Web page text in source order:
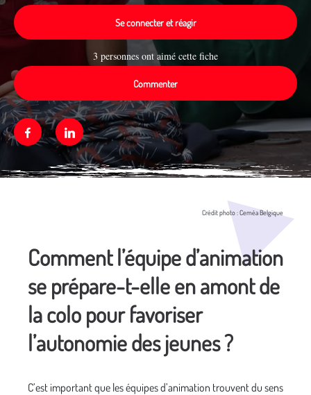
Se connecter et réagir
3 personnes ont aimé cette fiche
Commenter
FacebookLinkedin
Crédit photo : Ceméa Belgique
Comment l’équipe d’animation
se prépare-t-elle en amont de
la colo pour favoriser
l’autonomie des jeunes ?
C’est important que les équipes d’animation trouvent du sens